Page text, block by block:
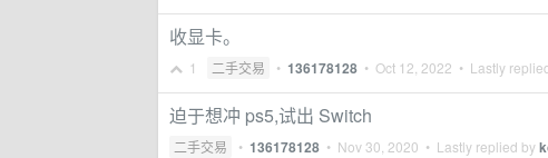
收显卡。
1 二手交易 • 136178128 • Oct 12, 2022 • Lastly
迫于想冲 ps5,试出 Switch
二手交易 • 136178128 • Nov 30, 2020 • Lastly replied by